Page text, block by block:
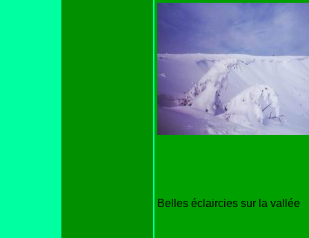
Belles éclaircies sur la vallée